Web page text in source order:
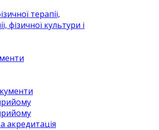
терапії,
фізичної культури і
акредитація